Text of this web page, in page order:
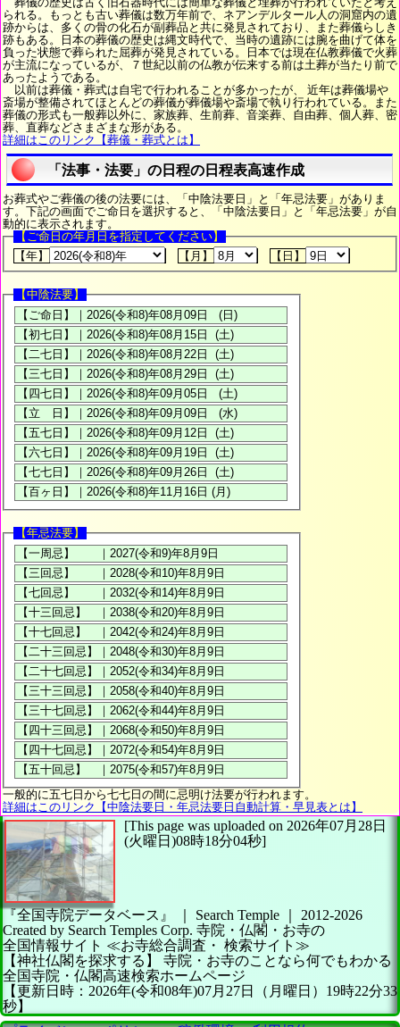
られる。もっとも古い葬儀は数万年前で、ネアンデルタール人の洞窟内の遺
跡からは、多くの骨の化石が副葬品と共に発見されており、また葬儀らしき
跡もある。日本の葬儀の歴史は縄文時代で、当時の遺跡には腕を曲げて体を
負った状態で葬られた屈葬が発見されている。日本では現在仏教葬儀で火葬
が主流になっているが、７世紀以前の仏教が伝来する前は土葬が当たり前で
あったようである。
以前は葬儀・葬式は自宅で行われることが多かったが、 近年は葬儀場や
斎場が整備されてほとんどの葬儀が葬儀場や斎場で執り行われている。また
葬儀の形式も一般葬以外に、家族葬、生前葬、音楽葬、自由葬、個人葬、密
葬、直葬などさまざまな形がある。
詳細はこのリンク【葬儀・葬式とは】
「法事・法要」の日程の日程表高速作成
お葬式やご葬儀の後の法要には、「中陰法要日」と「年忌法要」がありま
す。下記の画面でご命日を選択すると、「中陰法要日」と「年忌法要」が自
動的に表示されます。
【ご命日の年月日を指定してください】
【年】
【月】 【日】
【中陰法要】
【年忌法要】
一般的に五七日から七七日の間に忌明け法要が行われます。
詳細はこのリンク【中陰法要日・年忌法要日自動計算・早見表とは】
[This page was uploaded on 2026年07月28日
(火曜日)08時18分04秒]
『全国寺院データベース』 ｜ Search Temple
2012-2026
Created by Search Temples Corp. 寺院・仏閣・お寺の
全国情報サイト ≪お寺総合調査・ 検索サイト≫
【神社仏閣を探求する】
寺院・お寺のことなら何でもわかる
全国寺院・仏閣高速検索ホームページ
【更新日時：2026年(令和08年)07月27日（月曜日）19時22分33
秒】